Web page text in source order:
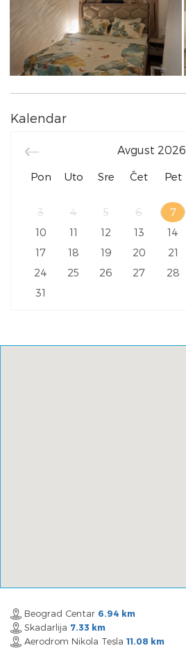
Kalendar
Avgust 2026
Pon Uto Sre Čet Pet
3
4 5 6 7
10
11 12 13 14
17
18 19 20 21
24
25 26 27 28
31
Beograd Centar 6.94 km
Skadarlija 7.33 km
Aerodrom Nikola Tesla 11.08 km